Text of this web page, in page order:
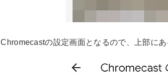
Chromecastの設定画面となるので、上部に